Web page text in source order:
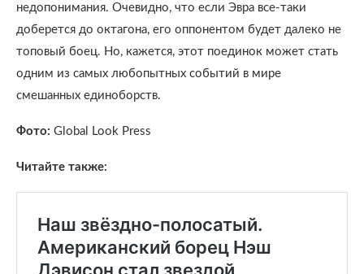
недопонимания. Очевидно, что если Эвра все-таки
доберется до октагона, его оппонентом будет далеко не
топовый боец. Но, кажется, этот поединок может стать
одним из самых любопытных событий в мире
смешанных единоборств.
Фото: Global Look Press
Читайте также: